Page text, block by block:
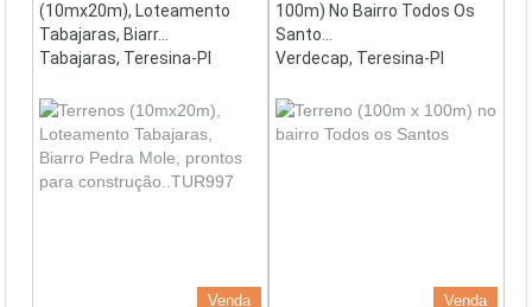
(10mx20m), Loteamento
Tabajaras, Biarr...
Tabajaras, Teresina-PI
Venda
100m) No Bairro Todos Os
Santo...
Verdecap, Teresina-PI
Venda